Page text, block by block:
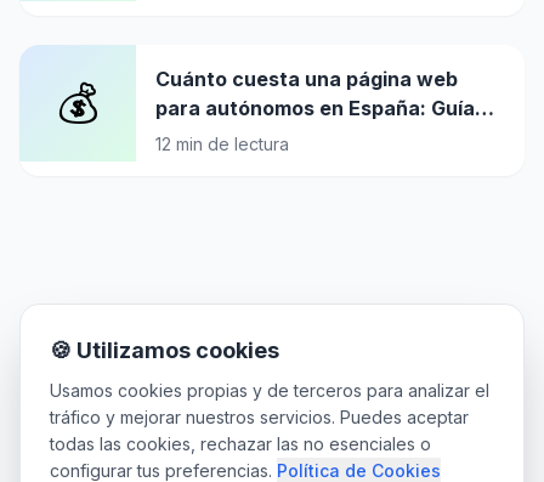
💰
Cuánto cuesta una página web
para autónomos en España: Guía
completa de precios 2026
12 min de lectura
🍪 Utilizamos cookies
Usamos cookies propias y de terceros para analizar el
tráfico y mejorar nuestros servicios. Puedes aceptar
todas las cookies, rechazar las no esenciales o
configurar tus preferencias. Política de Cookies